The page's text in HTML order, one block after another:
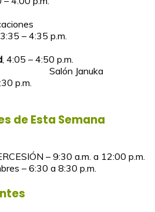
, 3:35 – 4:35 p.m.
, 4:05 – 4:50 p.m.
Januka
p.m.
de Esta Semana
– 9:30 a.m. a 12:00 p.m.
– 6:30 a 8:30 p.m.